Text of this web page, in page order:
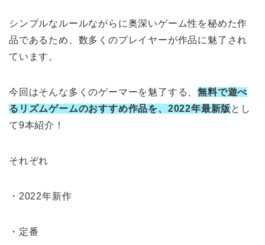
シンプルなルールながらに奥深いゲーム性を秘めた作
品であるため、数多くのプレイヤーが作品に魅了され
ています。
今回はそんな多くのゲーマーを魅了する、無料で遊べ
るリズムゲームのおすすめ作品を、2022年最新版 とし
て9本紹介！
それぞれ
・2022年新作
・定番